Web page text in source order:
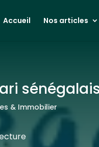
Accueil Nos articles
sénégalais
& Immobilier